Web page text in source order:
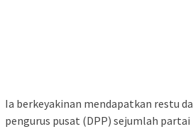
Ia berkeyakinan mendapatkan restu
pengurus pusat (DPP) sejumlah